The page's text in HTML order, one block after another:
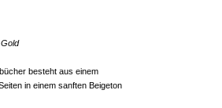
besteht aus einem
in einem sanften Beigeton